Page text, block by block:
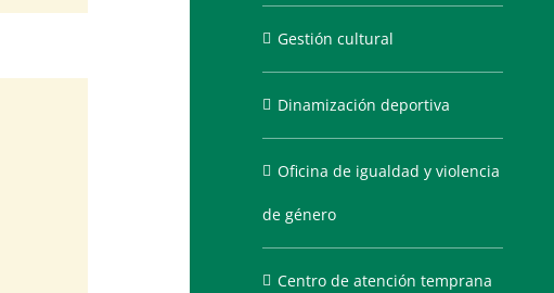
Gestión cultural
Dinamización deportiva
Oficina de igualdad y violencia
de género
Centro de atención temprana